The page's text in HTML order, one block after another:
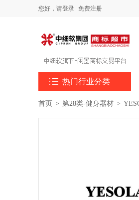
您好， 请登录 免费注册
 热门行业分类
首页 > 第28类-健身器材 >